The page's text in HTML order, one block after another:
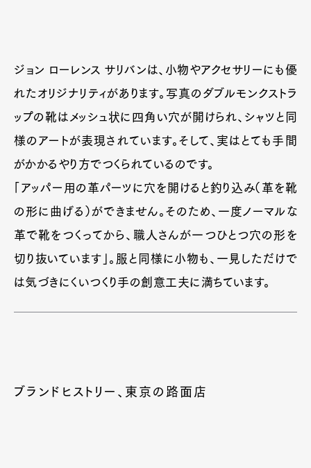
ジョン ローレンス サリバンは、小物やアクセサリーにも優
れたオリジナリティがあります。写真のダブルモンクストラ
ップの靴はメッシュ状に四角い穴が開けられ、シャツと同
様のアートが表現されています。そして、実はとても手間
がかかるやり方でつくられているのです。
「アッパー用の革パーツに穴を開けると釣り込み（革を靴
の形に曲げる）ができません。そのため、一度ノーマルな
革で靴をつくってから、職人さんが一つひとつ穴の形を
切り抜いています」。服と同様に小物も、一見しただけで
は気づきにくいつくり手の創意工夫に満ちています。
ブランドヒストリー、東京の路面店